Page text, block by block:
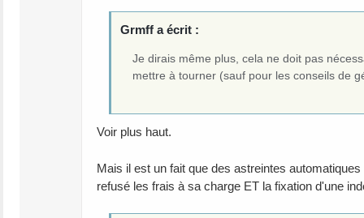
Grmff a écrit :
Je dirais même plus, cela ne doit pas
mettre à tourner (sauf pour les conseils de
Voir plus haut.
Mais il est un fait que des astreintes
refusé les frais à sa charge ET la fixation d'une